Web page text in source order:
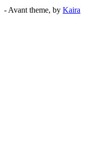
- Avant theme, by Kaira